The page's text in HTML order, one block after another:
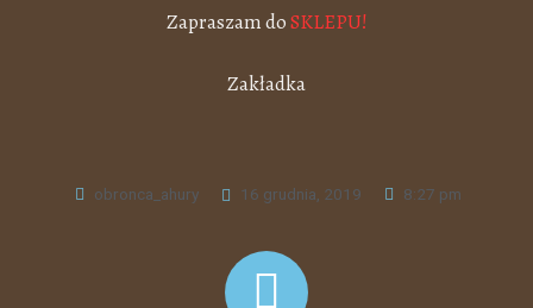
Zapraszam doSKLEPU!
Zakładka
obronca_ahury 16 grudnia, 2019 8:27 pm